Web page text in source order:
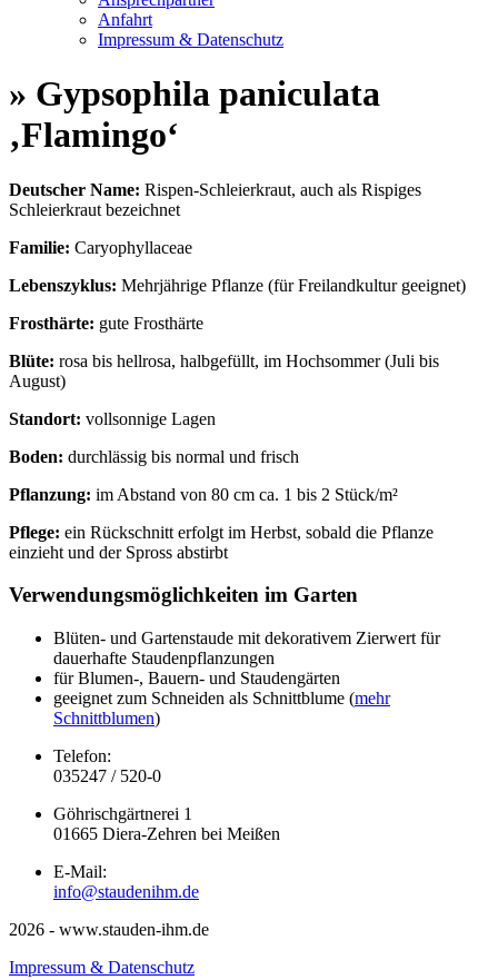
Anfahrt
Impressum & Datenschutz
» Gypsophila paniculata
‚Flamingo‘
Deutscher Name: Rispen-Schleierkraut, auch als Rispiges
Schleierkraut bezeichnet
Familie: Caryophyllaceae
Lebenszyklus: Mehrjährige Pflanze (für Freilandkultur geeignet)
Frosthärte: gute Frosthärte
Blüte: rosa bis hellrosa, halbgefüllt, im Hochsommer (Juli bis
August)
Standort: vollsonnige Lagen
Boden: durchlässig bis normal und frisch
Pflanzung: im Abstand von 80 cm ca. 1 bis 2 Stück/m²
Pflege: ein Rückschnitt erfolgt im Herbst, sobald die Pflanze
einzieht und der Spross abstirbt
Verwendungsmöglichkeiten im Garten
Blüten- und Gartenstaude mit dekorativem Zierwert für
dauerhafte Staudenpflanzungen
für Blumen-, Bauern- und Staudengärten
geeignet zum Schneiden als Schnittblume (mehr
Schnittblumen)
Telefon:
035247 / 520-0
Göhrischgärtnerei 1
01665 Diera-Zehren bei Meißen
E-Mail:
info@staudenihm.de
2026 - www.stauden-ihm.de
Impressum & Datenschutz